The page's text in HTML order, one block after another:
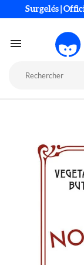
Surgelés |
